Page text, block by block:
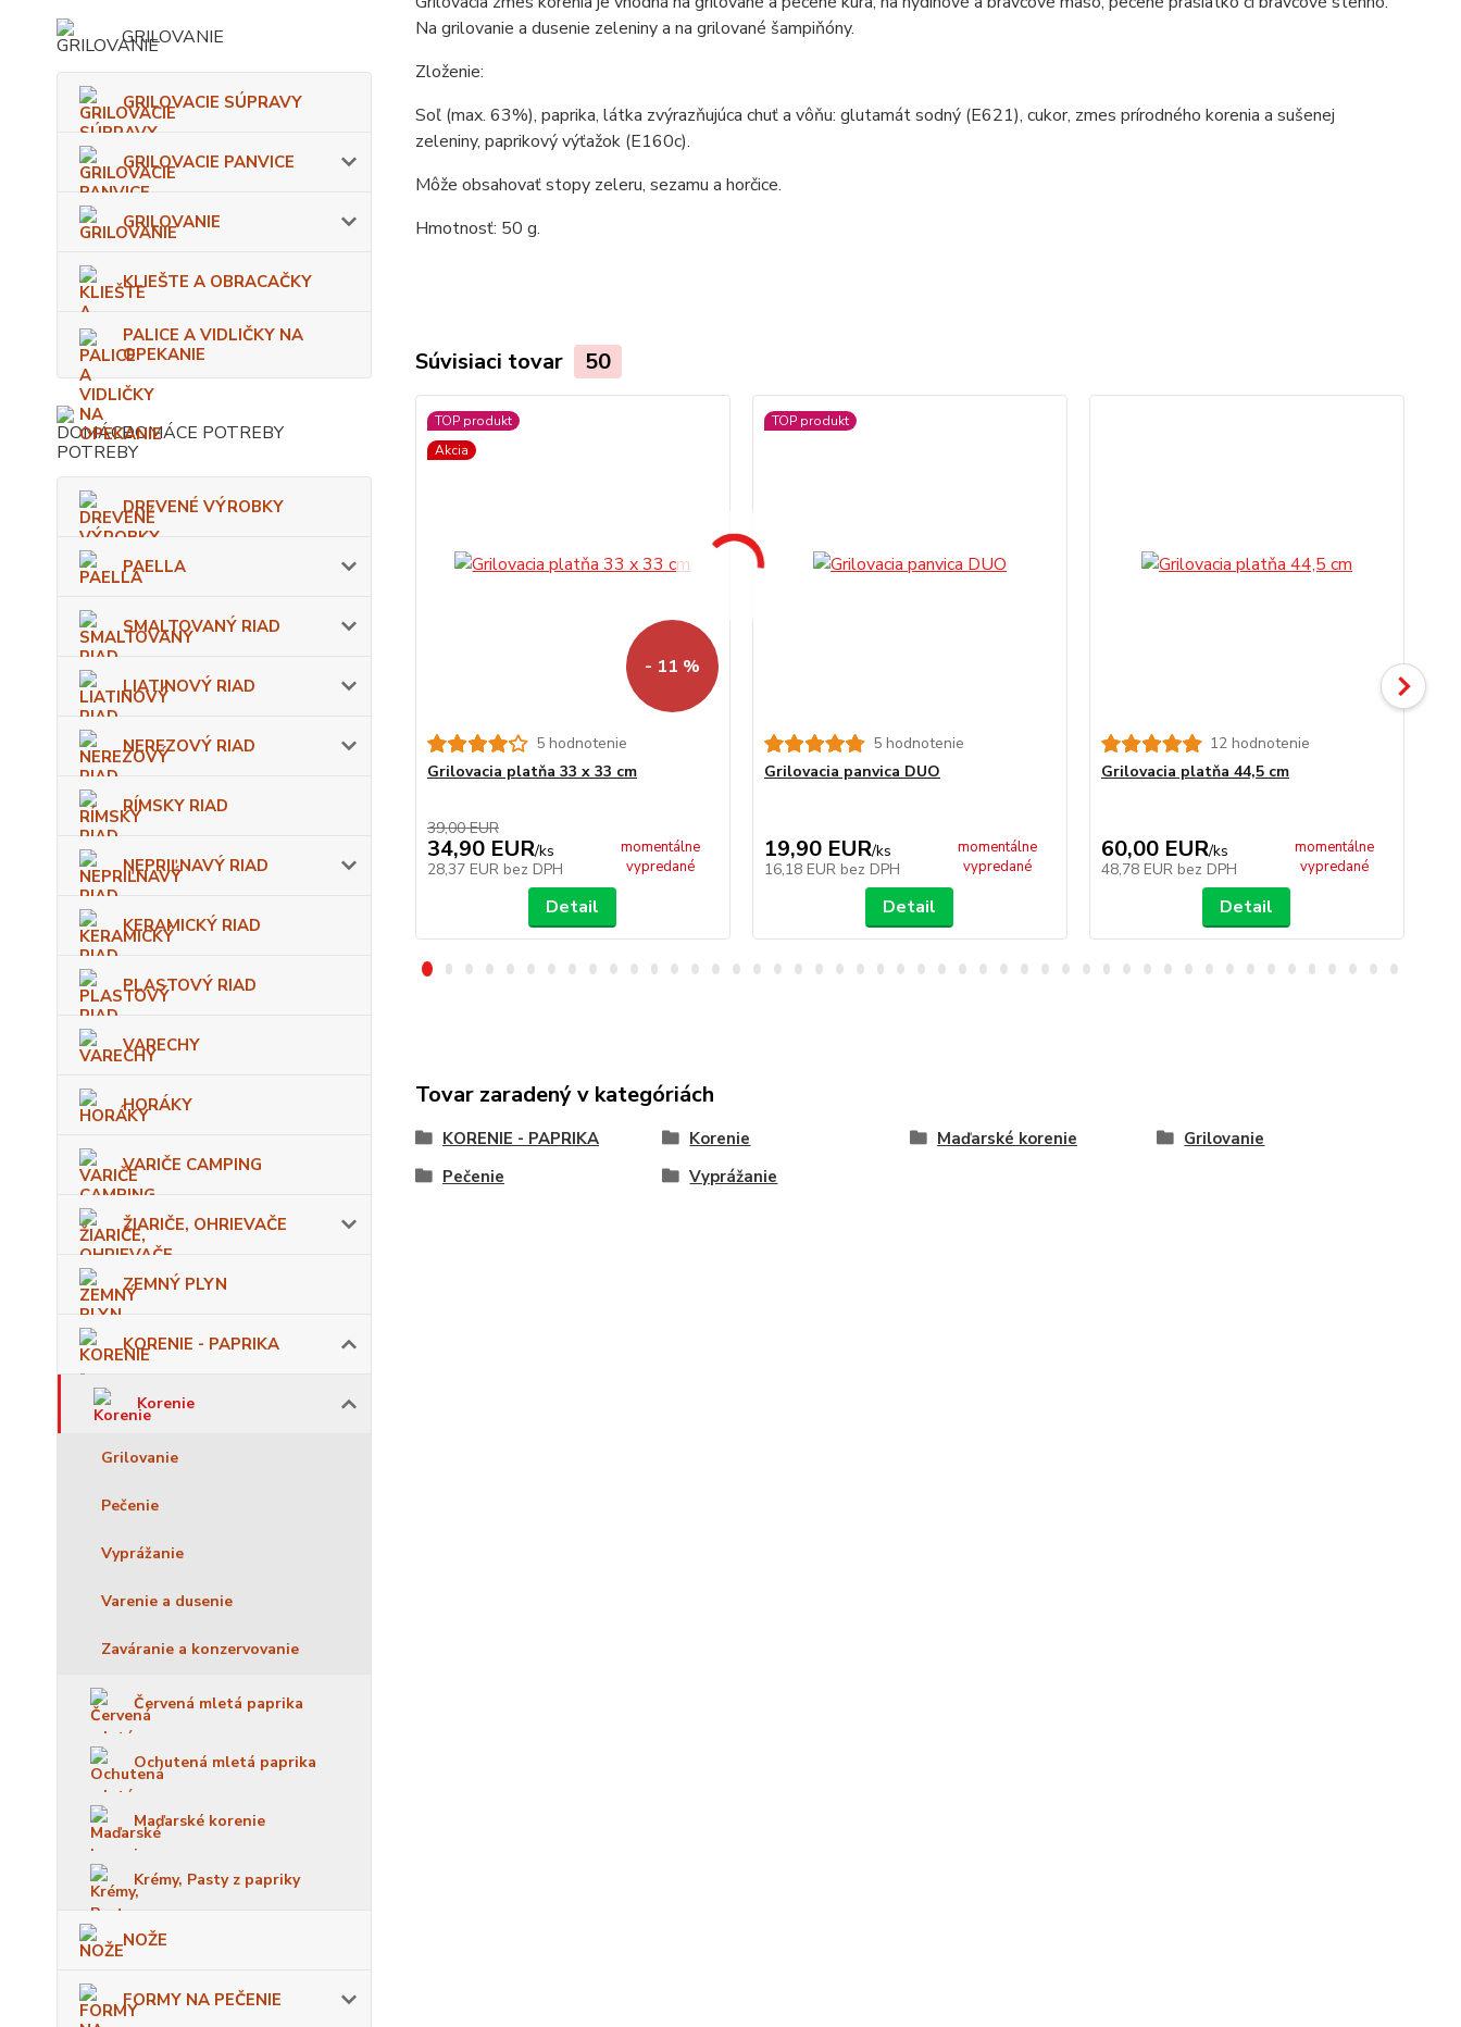
GRILOVANIE
GRILOVACIE SÚPRAVY
GRILOVACIE PANVICE
GRILOVANIE
KLIEŠTE A OBRACAČKY
PALICE A VIDLIČKY NA
OPEKANIE
DOMÁCE POTREBY
DREVENÉ VÝROBKY
PAELLA
SMALTOVANÝ RIAD
LIATINOVÝ RIAD
NEREZOVÝ RIAD
RÍMSKY RIAD
NEPRIĽNAVÝ RIAD
KERAMICKÝ RIAD
PLASTOVÝ RIAD
VARECHY
HORÁKY
VARIČE CAMPING
ŽIARIČE, OHRIEVAČE
ZEMNÝ PLYN
KORENIE - PAPRIKA
Korenie
Grilovanie
Pečenie
Vyprážanie
Varenie a dusenie
Zaváranie a konzervovanie
Červená mletá paprika
Ochutená mletá paprika
Maďarské korenie
Krémy, Pasty z papriky
NOŽE
FORMY NA PEČENIE
Na grilovanie a dusenie zeleniny a na grilované šampiňóny.
Zloženie:
Soľ (max. 63%), paprika, látka zvýrazňujúca chuť a vôňu: glutamát sodný (E621), cukor, zmes prírodného korenia a sušenej
zeleniny, paprikový výťažok (E160c).
Môže obsahovať stopy zeleru, sezamu a horčice.
Hmotnosť: 50 g.
Súvisiaci tovar 50
TOP produkt
Akcia
- 11 %
5 hodnotenie
Grilovacia platňa 33 x 33 cm
39,00 EUR
34,90 EUR/ks
28,37 EUR bez DPH
momentálne
vypredané
Detail
TOP produkt
5 hodnotenie
Grilovacia panvica DUO
19,90 EUR/ks
16,18 EUR bez DPH
momentálne
vypredané
Detail
12 hodnotenie
Grilovacia platňa 44,5 cm
60,00 EUR/ks
48,78 EUR bez DPH
momentálne
vypredané
Detail
Tovar zaradený v kategóriách
KORENIE - PAPRIKA Korenie Maďarské korenie
Grilovanie
Pečenie
Vyprážanie